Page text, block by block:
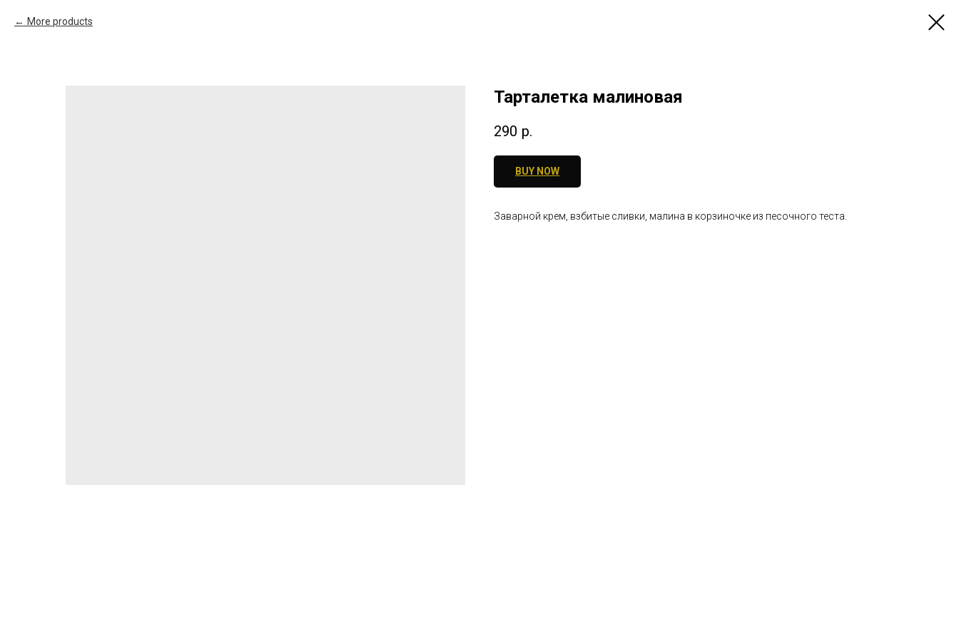
More products
Тарталетка малиновая
290 р.
BUY NOW
Заварной крем, взбитые сливки, малина в корзиночке из песочного теста.